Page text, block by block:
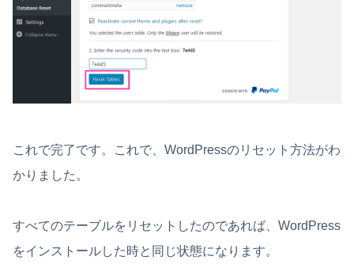
これで完了です。これで、WordPressのリセット方法がわ
かりました。
すべてのテーブルをリセットしたのであれば、WordPress
をインストールした時と同じ状態になります。